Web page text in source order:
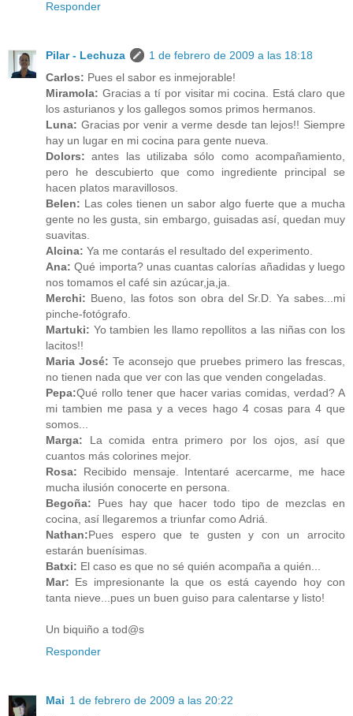
Responder
Pilar - Lechuza
1 de febrero de 2009 a las 18:18
Carlos: Pues el sabor es inmejorable!
Miramola: Gracias a tí por visitar mi cocina. Está claro que
los asturianos y los gallegos somos primos hermanos.
Luna: Gracias por venir a verme desde tan lejos!! Siempre
hay un lugar en mi cocina para gente nueva.
Dolors: antes las utilizaba sólo como acompañamiento,
pero he descubierto que como ingrediente principal se
hacen platos maravillosos.
Belen: Las coles tienen un sabor algo fuerte que a mucha
gente no les gusta, sin embargo, guisadas así, quedan muy
suavitas.
Alcina: Ya me contarás el resultado del experimento.
Ana: Qué importa? unas cuantas calorías añadidas y luego
nos tomamos el café sin azúcar,ja,ja.
Merchi: Bueno, las fotos son obra del Sr.D. Ya sabes...mi
pinche-fotógrafo.
Martuki: Yo tambien les llamo repollitos a las niñas con los
lacitos!!
Maria José: Te aconsejo que pruebes primero las frescas,
no tienen nada que ver con las que venden congeladas.
Pepa:Qué rollo tener que hacer varias comidas, verdad? A
mi tambien me pasa y a veces hago 4 cosas para 4 que
somos...
Marga: La comida entra primero por los ojos, así que
cuantos más colorines mejor.
Rosa: Recibido mensaje. Intentaré acercarme, me hace
mucha ilusión conocerte en persona.
Begoña: Pues hay que hacer todo tipo de mezclas en
cocina, así llegaremos a triunfar como Adriá.
Nathan:Pues espero que te gusten y con un arrocito
estarán buenísimas.
Batxi: El caso es que no sé quién acompaña a quién...
Mar: Es impresionante la que os está cayendo hoy con
tanta nieve...pues un buen guiso para calentarse y listo!
Un biquiño a tod@s
Responder
Mai 1 de febrero de 2009 a las 20:22